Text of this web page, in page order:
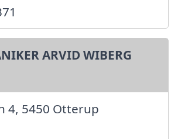
ARVID WIBERG
4, 5450 Otterup